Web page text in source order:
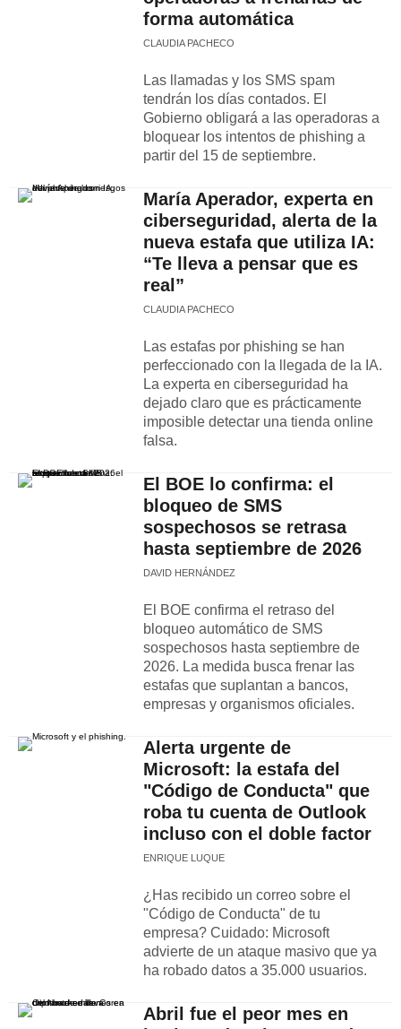
forma automática
CLAUDIA PACHECO
Las llamadas y los SMS spam
tendrán los días contados. El
Gobierno obligará a las operadoras a
bloquear los intentos de phishing a
partir del 15 de septiembre.
María Aperador, experta en
ciberseguridad, alerta de la
nueva estafa que utiliza IA:
“Te lleva a pensar que es
real”
CLAUDIA PACHECO
Las estafas por phishing se han
perfeccionado con la llegada de la IA.
La experta en ciberseguridad ha
dejado claro que es prácticamente
imposible detectar una tienda online
falsa.
El BOE lo confirma: el
bloqueo de SMS
sospechosos se retrasa
hasta septiembre de 2026
DAVID HERNÁNDEZ
El BOE confirma el retraso del
bloqueo automático de SMS
sospechosos hasta septiembre de
2026. La medida busca frenar las
estafas que suplantan a bancos,
empresas y organismos oficiales.
Alerta urgente de
Microsoft: la estafa del
"Código de Conducta" que
roba tu cuenta de Outlook
incluso con el doble factor
ENRIQUE LUQUE
¿Has recibido un correo sobre el
"Código de Conducta" de tu
empresa? Cuidado: Microsoft
advierte de un ataque masivo que ya
ha robado datos a 35.000 usuarios.
Abril fue el peor mes en